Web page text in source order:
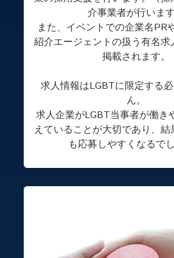
介事業者が行います
また、イベントでの企業名PR
紹介エージェントの扱う有名求
掲載されます。
求人情報はLGBTに限定する
ん。
求人企業がLGBT当事者が働き
えていることが大切であり、
も応募しやすくなるでし